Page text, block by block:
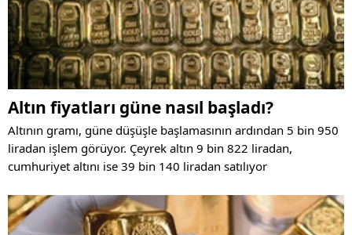
Altın fiyatları güne nasıl başladı?
Altının gramı, güne düşüşle başlamasının ardından 5 bin 950
liradan işlem görüyor. Çeyrek altın 9 bin 822 liradan,
cumhuriyet altını ise 39 bin 140 liradan satılıyor